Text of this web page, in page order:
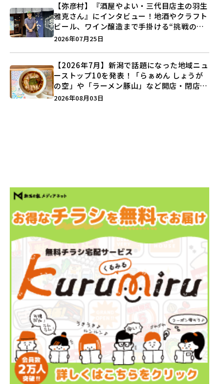
【弥彦村】『酒屋やよい・三代目店主の羽生
雅克さん』にインタビュー！地酒やクラフト
ビール、ワイン醸造まで手掛ける“挑戦の歴
史”に迫る♪
2026年07月25日
【2026年7月】新潟で話題になった地域ニュ
ーストップ10を発表！「らぁめん しょうが
の空」や「ラーメン豚山」など開店・閉店の
注目記事をランキングでご紹介♪
2026年08月03日